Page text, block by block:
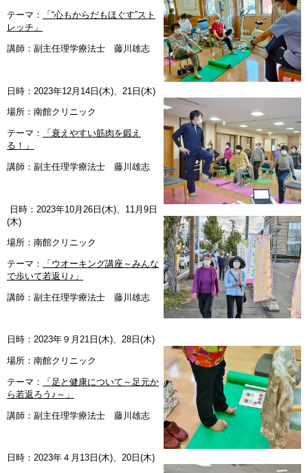
テーマ：
「“心もからだもほぐす”スト
レッチ」
講師：副主任理学療法士 藤川雄志
日時：2023年12月14日(木)、21日(木)
場所：南館クリニック
テーマ：
「衰えやすい筋肉を鍛え
る！」
講師：副主任理学療法士 藤川雄志
日時：2023年10月26日(木)、11月9日
(木)
場所：南館クリニック
テーマ：
「ウオーキング講座～みんな
で歩いて若返り♪」
講師：副主任理学療法士 藤川雄志
日時：2023年９月21日(木)、28日(木)
場所：南館クリニック
テーマ：
「足と健康について～足元か
ら若返ろう♪～」
講師：副主任理学療法士 藤川雄志
日時：2023年４月13日(木)、20日(木)